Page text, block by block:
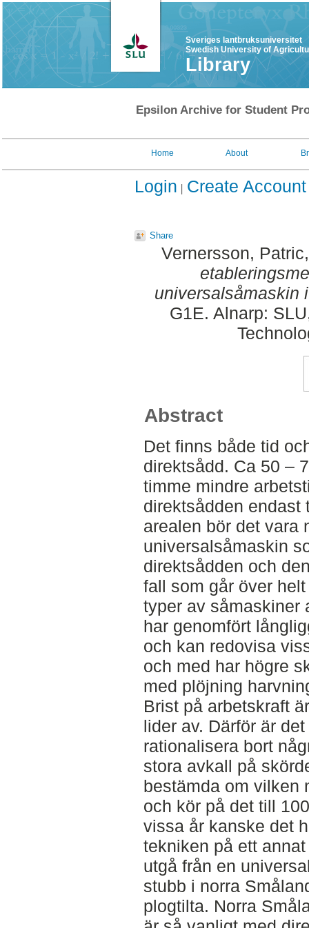
Sveriges lantbruksuniversitet
Swedish University of
Library
Epsilon Archive for Student
Home About
Login Create Account
Share
Vernersson, Patric
universalsåmaskin
G1E. Alnarp:
Abstract
Det finns både tid
direktsådd. Ca 50 –
timme mindre
direktsådden endast
arealen bör det vara
universalsåmaskin
direktsådden och
fall som går över
typer av såmaskiner
har genomfört
och kan redovisa
och med har högre
med plöjning
Brist på arbetskraft
lider av. Därför är
rationalisera bort
stora avkall på
bestämda om vilken
och kör på det till
vissa år kanske det
tekniken på ett
utgå från en
stubb i norra
plogtilta. Norra